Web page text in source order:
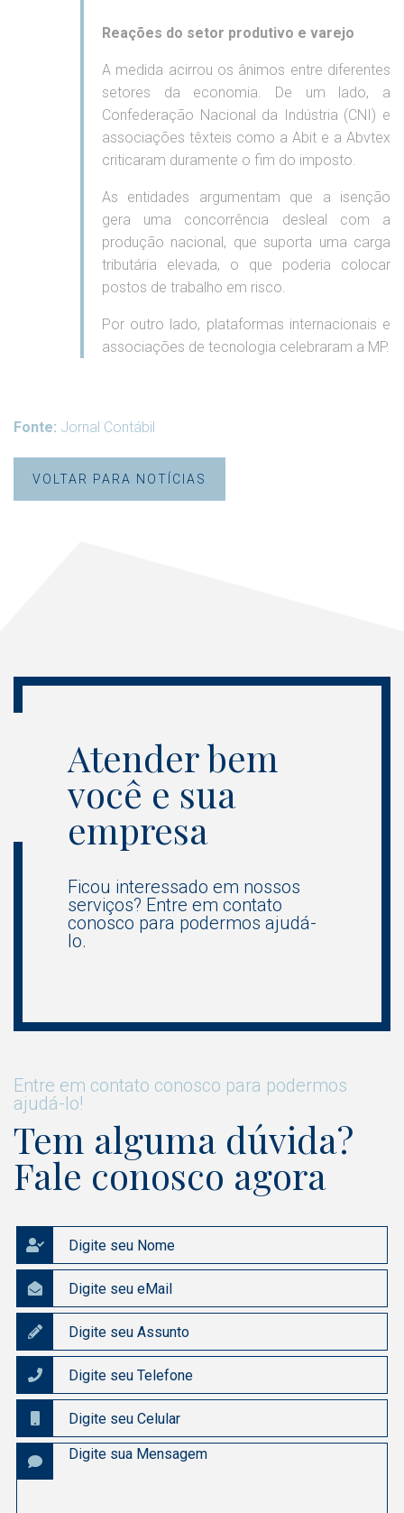
Reações do setor produtivo e varejo
A medida acirrou os ânimos entre diferentes
setores da economia. De um lado, a
Confederação Nacional da Indústria (CNI) e
associações têxteis como a Abit e a Abvtex
criticaram duramente o fim do imposto.
As entidades argumentam que a isenção
gera uma concorrência desleal com a
produção nacional, que suporta uma carga
tributária elevada, o que poderia colocar
postos de trabalho em risco.
Por outro lado, plataformas internacionais e
associações de tecnologia celebraram a MP.
Fonte: Jornal Contábil
VOLTAR PARA NOTÍCIAS
Atender bem
você e sua
empresa
Ficou interessado em nossos
serviços? Entre em contato
conosco para podermos ajudá-
lo.
Entre em contato conosco para podermos
ajudá-lo!
Tem alguma dúvida?
Fale conosco agora